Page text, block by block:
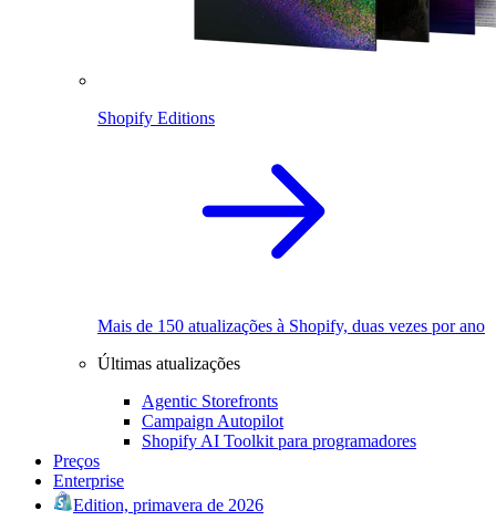
Shopify Editions
Mais de 150 atualizações à Shopify, duas vezes por ano
Últimas atualizações
Agentic Storefronts
Campaign Autopilot
Shopify AI Toolkit para programadores
Preços
Enterprise
Edition, primavera de 2026